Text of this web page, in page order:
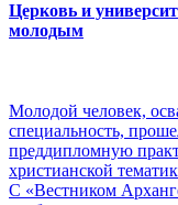
Церковь и
молодым
Молодой человек,
специальность,
преддипломную
христианской
С «Вестником